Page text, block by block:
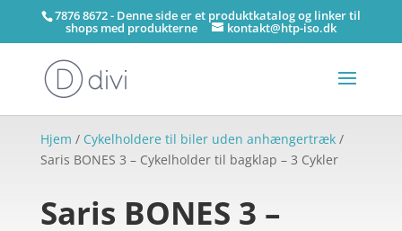
7876 8672 - Denne side er et produktkatalog og linker til
shops med produkterne kontakt@htp-iso.dk
Hjem / Cykelholdere til biler uden anhængertræk/
Saris BONES 3 – Cykelholder til bagklap – 3 Cykler
Saris BONES 3 –